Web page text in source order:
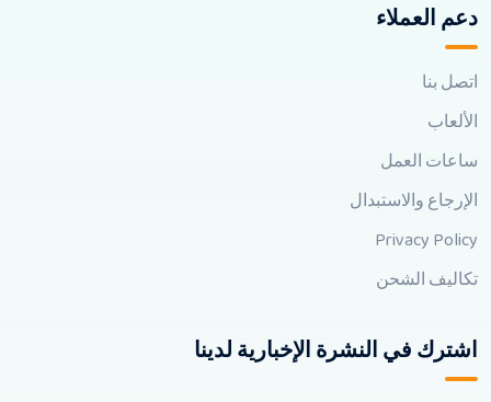
دعم العملاء
اتصل بنا
الألعاب
ساعات العمل
الإرجاع والاستبدال
Privacy Policy
تكاليف الشحن
اشترك في النشرة الإخبارية لدينا